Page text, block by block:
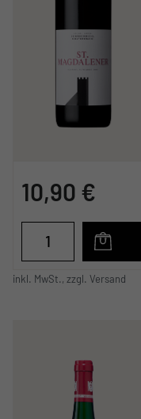
10,90 €
inkl. MwSt., zzgl. Versand